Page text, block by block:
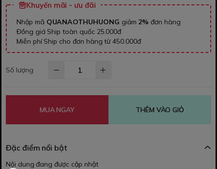
Khuyến mãi - ưu đãi
Nhập mã QUANAOTHUHUONG giảm 2% đơn hàng
Đồng giá Ship toàn quốc 25.000đ
Miễn phí Ship cho đơn hàng từ 450.000đ
Số lượng
MUA NGAY THÊM VÀO GIỎ
Đặc điểm nổi bật
Nội dung đang được cập nhật